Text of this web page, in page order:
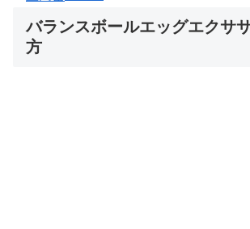
バランスボールエッグエクサ
方